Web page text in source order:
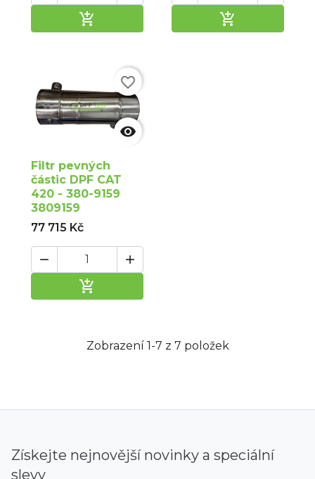
 

favorite_border
Filtr pevných
částic DPF CAT
420 - 380-9159
3809159
77 715 Kč
 

Zobrazení 1-7 z 7 položek
Získejte nejnovější novinky a speciální
slevy